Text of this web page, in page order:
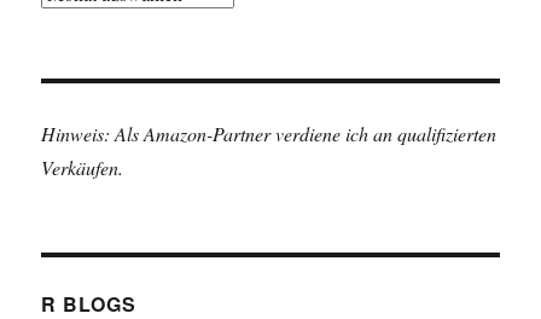
Hinweis: Als Amazon-Partner verdiene ich an qualifizierten
Verkäufen.
R BLOGS